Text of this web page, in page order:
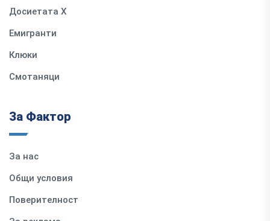
Досиетата Х
Емигранти
Клюки
Смотаняци
За Фактор
За нас
Общи условия
Поверителност